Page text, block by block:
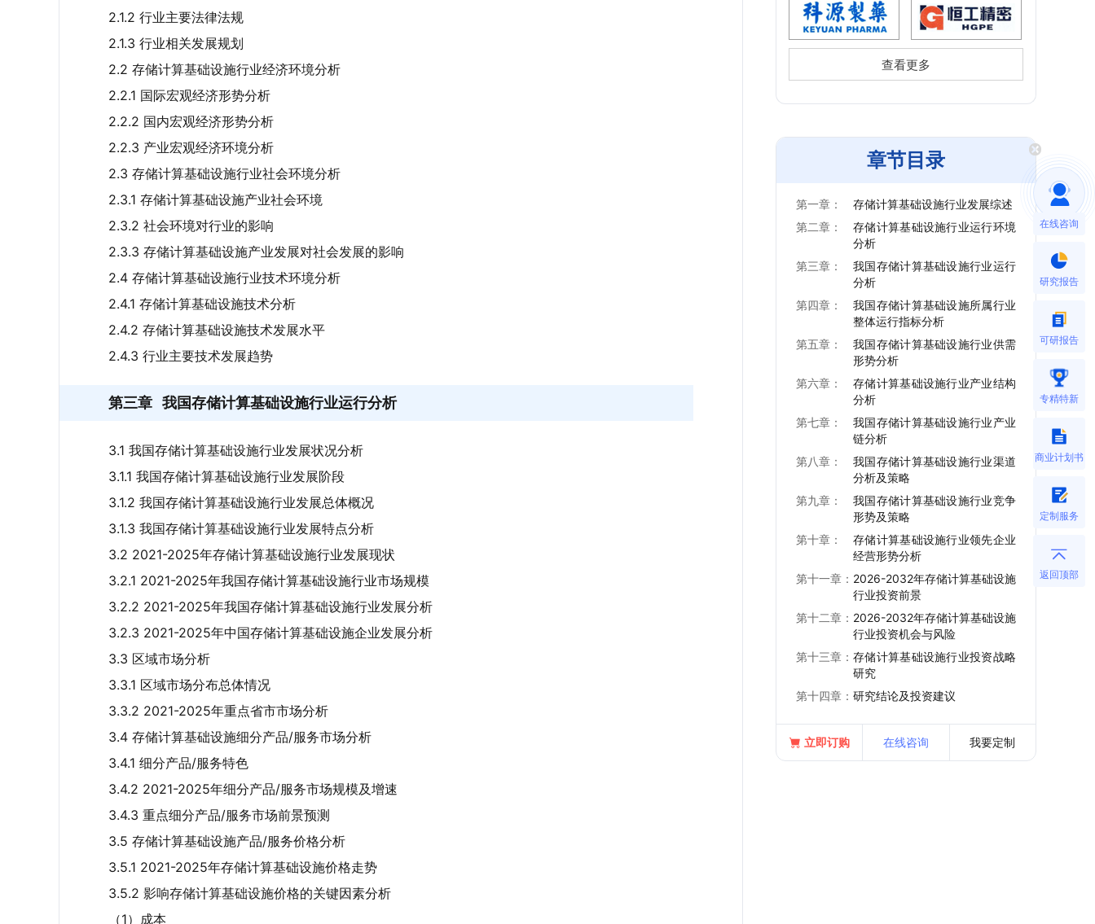
2.1.2 行业主要法律法规
2.1.3 行业相关发展规划
2.2 存储计算基础设施行业经济环境分析
2.2.1 国际宏观经济形势分析
2.2.2 国内宏观经济形势分析
2.2.3 产业宏观经济环境分析
2.3 存储计算基础设施行业社会环境分析
2.3.1 存储计算基础设施产业社会环境
2.3.2 社会环境对行业的影响
2.3.3 存储计算基础设施产业发展对社会发展的影响
2.4 存储计算基础设施行业技术环境分析
2.4.1 存储计算基础设施技术分析
2.4.2 存储计算基础设施技术发展水平
2.4.3 行业主要技术发展趋势
第三章 我国存储计算基础设施行业运行分析
3.1 我国存储计算基础设施行业发展状况分析
3.1.1 我国存储计算基础设施行业发展阶段
3.1.2 我国存储计算基础设施行业发展总体概况
3.1.3 我国存储计算基础设施行业发展特点分析
3.2 2021-2025年存储计算基础设施行业发展现状
3.2.1 2021-2025年我国存储计算基础设施行业市场规模
3.2.2 2021-2025年我国存储计算基础设施行业发展分析
3.2.3 2021-2025年中国存储计算基础设施企业发展分析
3.3 区域市场分析
3.3.1 区域市场分布总体情况
3.3.2 2021-2025年重点省市市场分析
3.4 存储计算基础设施细分产品/服务市场分析
3.4.1 细分产品/服务特色
3.4.2 2021-2025年细分产品/服务市场规模及增速
3.4.3 重点细分产品/服务市场前景预测
3.5 存储计算基础设施产品/服务价格分析
3.5.1 2021-2025年存储计算基础设施价格走势
3.5.2 影响存储计算基础设施价格的关键因素分析
（1）成本
查看更多
章节目录
第一章：
存储计算基础设施行业发展综述
第二章：
存储计算基础设施行业运行环境
分析
第三章：
我国存储计算基础设施行业运行
分析
第四章：
我国存储计算基础设施所属行业
整体运行指标分析
第五章：
我国存储计算基础设施行业供需
形势分析
第六章：
存储计算基础设施行业产业结构
分析
第七章：
我国存储计算基础设施行业产业
链分析
第八章：
我国存储计算基础设施行业渠道
分析及策略
第九章：
我国存储计算基础设施行业竞争
形势及策略
第十章：
存储计算基础设施行业领先企业
经营形势分析
第十一章： 2026-2032年存储计算基础设施
行业投资前景
第十二章： 2026-2032年存储计算基础设施
行业投资机会与风险
第十三章： 存储计算基础设施行业投资战略
研究
第十四章： 研究结论及投资建议
立即订购 在线咨询 我要定制
在线咨询
研究报告
可研报告
专精特新
商业计划书
定制服务
返回顶部